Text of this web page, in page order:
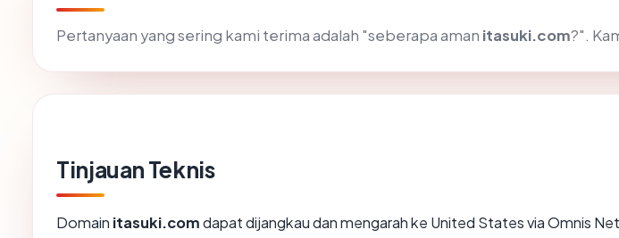
Pertanyaan yang sering kami terima adalah "seberapa aman itasuki.com?".
Tinjauan Teknis
Domain itasuki.comdapat dijangkau dan mengarah ke United States via Omnis